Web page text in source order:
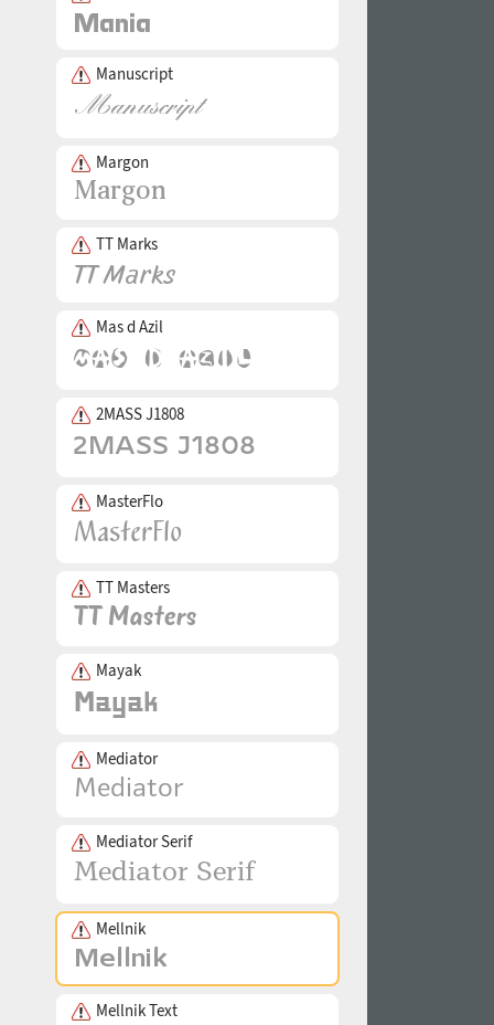
Manuscript
Margon
TT Marks
Mas d Azil
2MASS J1808
MasterFlo
TT Masters
Mayak
Mediator
Mediator Serif
Mellnik
Mellnik Text